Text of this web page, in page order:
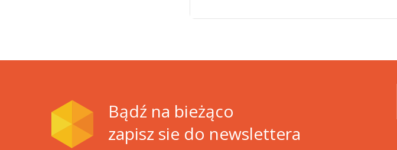
Bądź na bieżąco
zapisz sie do newslettera